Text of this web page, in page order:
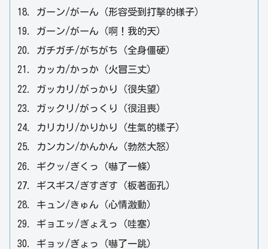
ガーン/がーん（形容受到打擊的様子）
ガーン/がーん（啊！我的天）
ガチガチ/がちがち（全身僵硬）
カッカ/かっか（火冒三丈）
ガッカリ/がっかり（很失望）
ガックリ/がっくり（很沮喪）
カリカリ/かりかり（生氣的樣子）
カンカン/かんかん（勃然大怒）
ギクッ/ぎくっ（嚇了一條）
ギスギス/ぎすぎす（板著面孔）
キュン/きゅん（心情激動）
ギョエッ/ぎょえっ（哇塞）
ギョッ/ぎょっ（嚇了一跳）